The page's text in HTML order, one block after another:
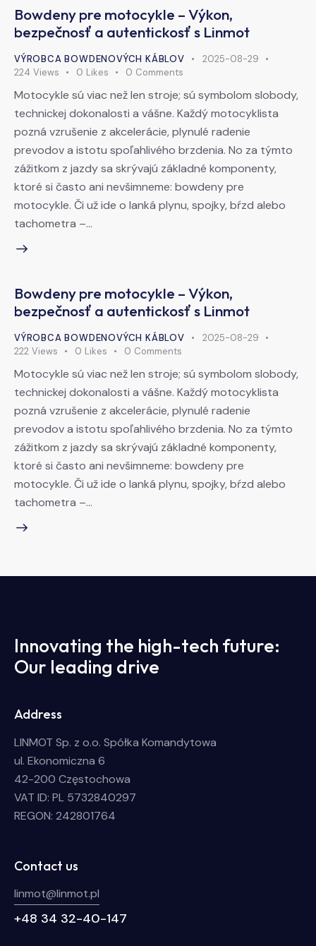
Bowdeny pre motocykle – Výkon,
bezpečnosť a autentickosť s Linmot
VÝROBCA BOWDENOVÝCH KÁBLOV
2025-08-29
224 Views 0 Likes 0 Comments
Motocykle sú viac než len stroje; sú symbolom slobody,
technickej dokonalosti a vášne. Každý motocyklista
pozná vzrušenie z akcelerácie, plynulé radenie
prevodov a istotu spoľahlivého brzdenia. No za týmto
zážitkom z jazdy sa skrývajú základné komponenty,
ktoré si často ani nevšimneme: bowdeny pre
motocykle. Či už ide o lanká plynu, spojky, bŕzd alebo
tachometra –…
Bowdeny pre motocykle – Výkon,
bezpečnosť a autentickosť s Linmot
VÝROBCA BOWDENOVÝCH KÁBLOV
2025-08-29
222 Views 0 Likes 0 Comments
Motocykle sú viac než len stroje; sú symbolom slobody,
technickej dokonalosti a vášne. Každý motocyklista
pozná vzrušenie z akcelerácie, plynulé radenie
prevodov a istotu spoľahlivého brzdenia. No za týmto
zážitkom z jazdy sa skrývajú základné komponenty,
ktoré si často ani nevšimneme: bowdeny pre
motocykle. Či už ide o lanká plynu, spojky, bŕzd alebo
tachometra –…
Innovating the high-tech future:
Our leading drive
Address
LINMOT Sp. z o.o. Spółka Komandytowa
ul. Ekonomiczna 6
42-200 Częstochowa
VAT ID: PL 5732840297
REGON: 242801764
Contact us
linmot@linmot.pl
+48 34 32-40-147